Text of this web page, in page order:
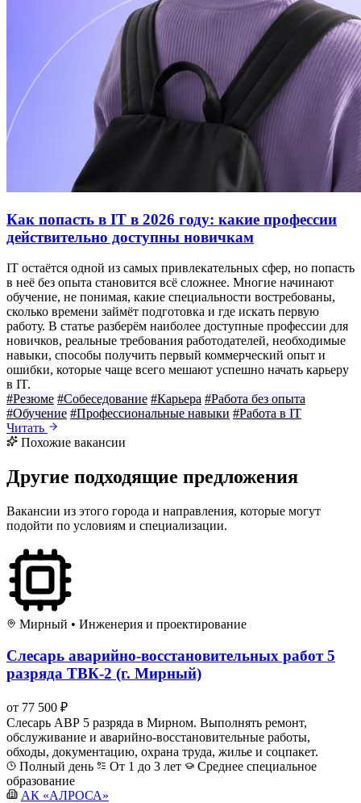
Как попасть в IT в 2026 году: какие профессии
действительно доступны новичкам
IT остаётся одной из самых привлекательных сфер, но попасть
в неё без опыта становится всё сложнее. Многие начинают
обучение, не понимая, какие специальности востребованы,
сколько времени займёт подготовка и где искать первую
работу. В статье разберём наиболее доступные профессии для
новичков, реальные требования работодателей, необходимые
навыки, способы получить первый коммерческий опыт и
ошибки, которые чаще всего мешают успешно начать карьеру
в IT.
#Резюме #Собеседование #Карьера #Работа без опыта
#Обучение #Профессиональные навыки #Работа в IT
Читать
Похожие вакансии
Другие подходящие предложения
Вакансии из этого города и направления, которые могут
подойти по условиям и специализации.
Мирный • Инженерия и проектирование
Слесарь аварийно-восстановительных работ 5
разряда ТВК-2 (г. Мирный)
от 77 500 ₽
Слесарь АВР 5 разряда в Мирном. Выполнять ремонт,
обслуживание и аварийно-восстановительные работы,
обходы, документацию, охрана труда, жилье и соцпакет.
Полный день
От 1 до 3 лет
Среднее специальное
образование
АК «АЛРОСА»